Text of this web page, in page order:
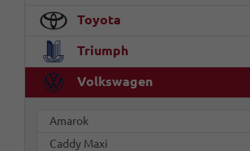
Toyota
Triumph
Volkswagen
Amarok
Caddy Maxi